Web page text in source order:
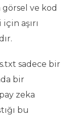
ve kod
aşırı
sadece bir
bir
zeka
bu